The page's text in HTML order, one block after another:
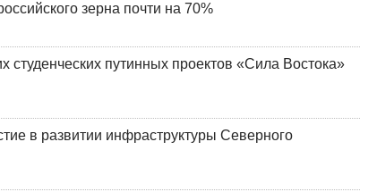
зерна почти на 70%
студенческих путинных проектов «Сила Востока»
в развитии инфраструктуры Северного